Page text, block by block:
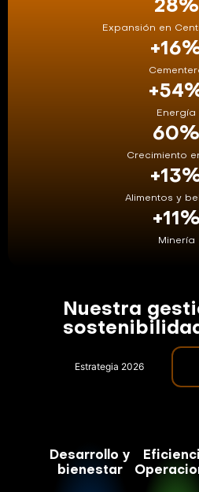
Expansión en
28%
+16
Energía
+54
Crecimiento
60%
Alimentos y
+13
Minería
+11%
Nuestra
Estrategia 2026
Desarrollo y
bienestar